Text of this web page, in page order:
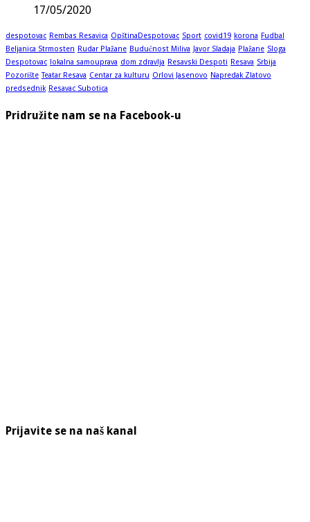
17/05/2020
despotovac Rembas Resavica OpštinaDespotovac Sport covid19 korona Fudbal
Beljanica Strmosten Rudar Plažane Budućnost Miliva Javor Sladaja Plažane Sloga
Despotovac
lokalna samouprava dom zdravlja Resavski Despoti Resava Srbija
Pozorište Teatar Resava Centar za kulturu Orlovi Jasenovo Napredak Zlatovo
predsednik Resavac Subotica
Pridružite nam se na Facebook-u
Prijavite se na naš kanal